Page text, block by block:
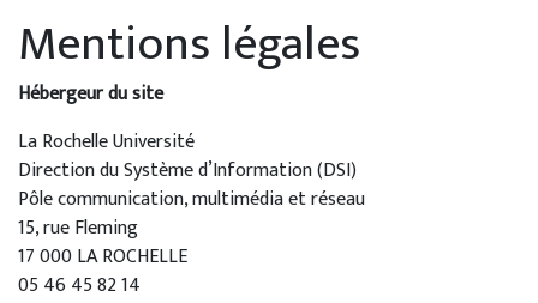
Mentions légales
Hébergeur du site
La Rochelle Université
Direction du Système d’Information (DSI)
Pôle communication, multimédia et réseau
15, rue Fleming
17 000 LA ROCHELLE
05 46 45 82 14